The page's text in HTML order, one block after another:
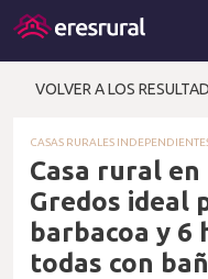
VOLVER A LOS
CASAS RURALES
Casa rural
Gredos ideal
barbacoa y 6
todas con